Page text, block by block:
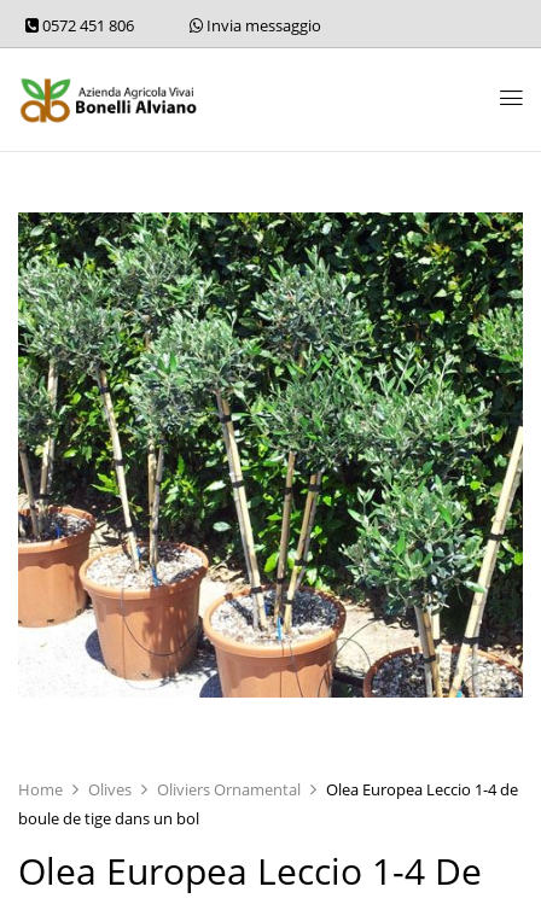
0572 451 806 Invia messaggio
Home Olives Oliviers Ornamental
Olea Europea Leccio 1-4 de
boule de tige dans un bol
Olea Europea Leccio 1-4 De